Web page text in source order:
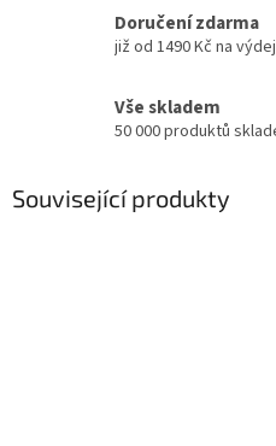
Doručení zdarma
již od 1490 Kč na
Vše skladem
50 000 produktů
Související produkty